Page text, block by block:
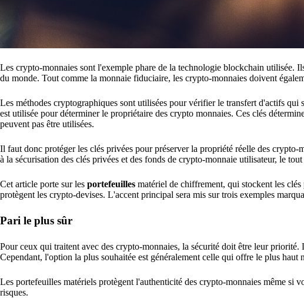
Les crypto-monnaies sont l'exemple phare de la technologie blockchain utilisée.
du monde. Tout comme la monnaie fiduciaire, les crypto-monnaies doivent
Les méthodes cryptographiques sont utilisées pour vérifier le transfert d'actifs
est utilisée pour déterminer le propriétaire des crypto monnaies. Ces clés
peuvent pas être utilisées.
Il faut donc protéger les clés privées pour préserver la propriété réelle des
à la sécurisation des clés privées et des fonds de crypto-monnaie utilisateur, le tout
Cet article porte sur les portefeuilles matériel de chiffrement, qui stockent les
protègent les crypto-devises. L'accent principal sera mis sur trois exemples
Pari le plus sûr
Pour ceux qui traitent avec des crypto-monnaies, la sécurité doit être leur priorité.
Cependant, l'option la plus souhaitée est généralement celle qui offre le plus haut
Les portefeuilles matériels protègent l'authenticité des crypto-monnaies même si
risques.